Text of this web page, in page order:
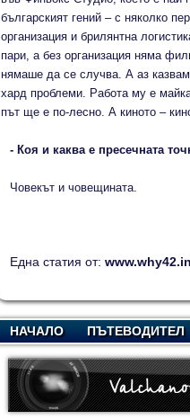
българският гений – с няколко
организация и брилянтна
пари, а без организация няма
нямаше да се случва. А аз
хард проблеми. Работа му е
път ще е по-лесно. А киното –
- Коя и каква е пресечната
Човекът и човещината.
Една статия от:
НАЧАЛО ПЪТЕВОДИТЕЛ